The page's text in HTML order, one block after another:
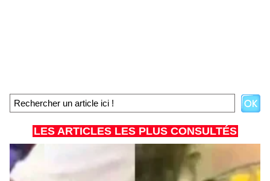
LES ARTICLES LES PLUS CONSULTÉS